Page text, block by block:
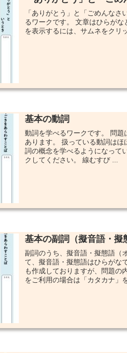
「ありがとう」と「ごめんな
るワークです。 文章はひらが
を表示するには、サムネをクリ
基本の動詞
動詞を学べるワークです。 問
あります。 扱っている動詞は
詞の概念を学べるようになって
クしてください。 線むすび ...
基本の副詞（擬音語・
副詞のうち、擬音語・擬態語（
て、擬音語・擬態語はひらがな
も作成しておりますが、問題の
をご利用の場合は「カタカナ」